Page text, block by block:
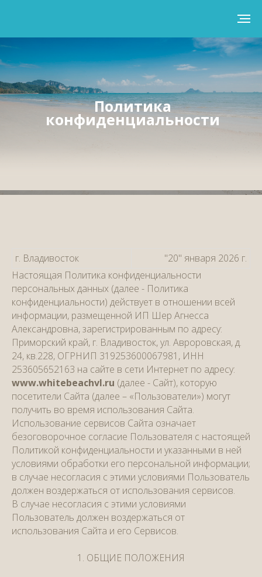
Политика
конфиденциальности
г. Владивосток
"20" января 2026 г.
Настоящая Политика конфиденциальности
персональных данных (далее - Политика
конфиденциальности) действует в отношении всей
информации, размещенной ИП Шер Агнесса
Александровна, зарегистрированным по адресу:
Приморский край, г. Владивосток, ул. Авроровская, д.
24, кв.228, ОГРНИП 319253600067981, ИНН
253605652163 на сайте в сети Интернет по адресу:
www.whitebeachvl.ru (далее - Сайт), которую
посетители Сайта (далее – «Пользователи») могут
получить во время использования Сайта.
Использование сервисов Сайта означает
безоговорочное согласие Пользователя с настоящей
Политикой конфиденциальности и указанными в ней
условиями обработки его персональной информации;
в случае несогласия с этими условиями Пользователь
должен воздержаться от использования сервисов.
В случае несогласия с этими условиями
Пользователь должен воздержаться от
использования Сайта и его Сервисов.
1. ОБЩИЕ ПОЛОЖЕНИЯ